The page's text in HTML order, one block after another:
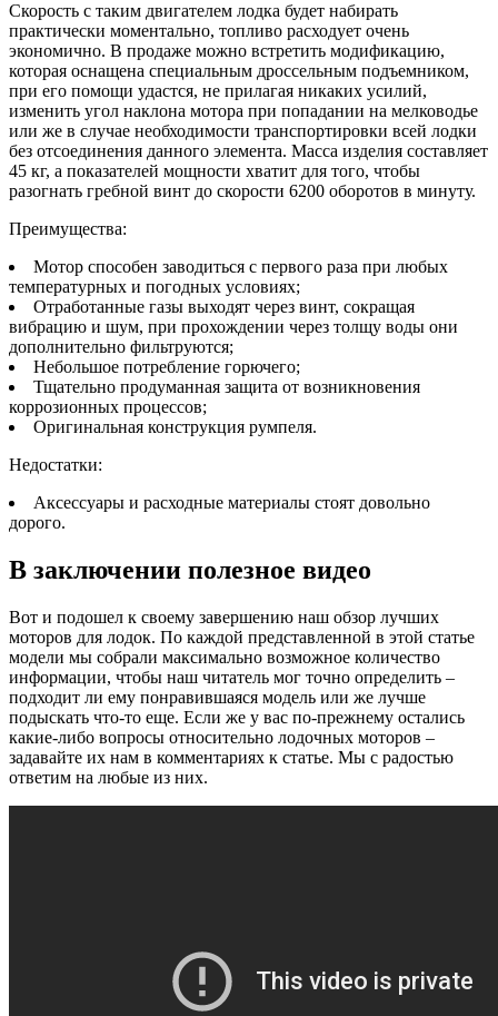
Скорость с таким двигателем лодка будет набирать
практически моментально, топливо расходует очень
экономично. В продаже можно встретить модификацию,
которая оснащена специальным дроссельным подъемником,
при его помощи удастся, не прилагая никаких усилий,
изменить угол наклона мотора при попадании на мелководье
или же в случае необходимости транспортировки всей лодки
без отсоединения данного элемента. Масса изделия составляет
45 кг, а показателей мощности хватит для того, чтобы
разогнать гребной винт до скорости 6200 оборотов в минуту.
Преимущества:
Мотор способен заводиться с первого раза при любых
температурных и погодных условиях;
Отработанные газы выходят через винт, сокращая
вибрацию и шум, при прохождении через толщу воды они
дополнительно фильтруются;
Небольшое потребление горючего;
Тщательно продуманная защита от возникновения
коррозионных процессов;
Оригинальная конструкция румпеля.
Недостатки:
Аксессуары и расходные материалы стоят довольно
дорого.
В заключении полезное видео
Вот и подошел к своему завершению наш обзор лучших
моторов для лодок. По каждой представленной в этой статье
модели мы собрали максимально возможное количество
информации, чтобы наш читатель мог точно определить –
подходит ли ему понравившаяся модель или же лучше
подыскать что-то еще. Если же у вас по-прежнему остались
какие-либо вопросы относительно лодочных моторов –
задавайте их нам в комментариях к статье. Мы с радостью
ответим на любые из них.